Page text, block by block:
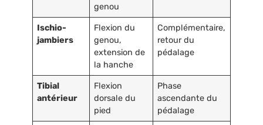
genou
Ischio-
jambiers
Flexion du
genou,
extension de
la hanche
Complémentaire,
retour du
pédalage
Tibial
antérieur
Flexion
dorsale du
pied
Phase
ascendante du
pédalage